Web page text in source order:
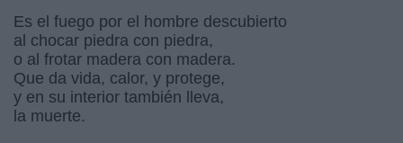
Es el fuego por el hombre descubierto
al chocar piedra con piedra,
o al frotar madera con madera.
Que da vida, calor, y protege,
y en su interior también lleva,
la muerte.